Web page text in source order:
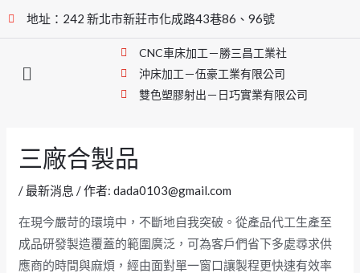
地址：242 新北市新莊市化成路43巷86、96號
CNC車床加工－勝三昌工業社
沖床加工－伍豪工業有限公司
雙色塑膠射出－日巧實業有限公司
三廠合製品
/最新消息 / 作者:dada0103@gmail.com
在現今嚴苛的環境中，不斷地自我突破。從產品代工生產至
成品研發製造覆蓋的範圍廣泛，可為客戶們省下多處尋求供
應商的時間與麻煩，經由面對單一窗口讓製程更快速有效率